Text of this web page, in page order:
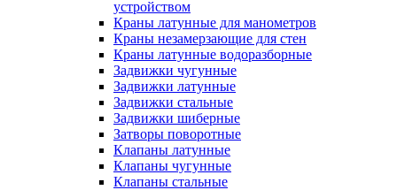
устройством
Краны латунные для манометров
Краны незамерзающие для стен
Краны латунные водоразборные
Задвижки чугунные
Задвижки латунные
Задвижки стальные
Задвижки шиберные
Затворы поворотные
Клапаны латунные
Клапаны чугунные
Клапаны стальные